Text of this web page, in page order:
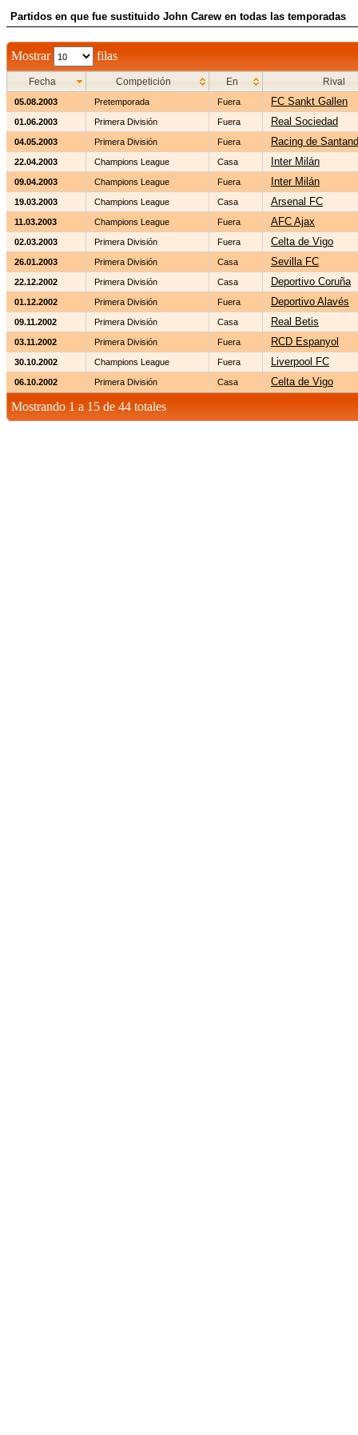
Partidos en que fue sustituido John Carew en todas las temporadas
Mostrar filas
Fecha Competición En Rival
05.08.2003 Pretemporada Fuera FC Sankt Gallen
01.06.2003 Primera División Fuera Real Sociedad
04.05.2003 Primera División Fuera Racing de
22.04.2003 Champions League Casa Inter Milán
09.04.2003 Champions League Fuera Inter Milán
19.03.2003 Champions League Casa Arsenal FC
11.03.2003 Champions League Fuera AFC Ajax
02.03.2003 Primera División Fuera Celta de Vigo
26.01.2003 Primera División Casa Sevilla FC
22.12.2002 Primera División Casa Deportivo Coruña
01.12.2002 Primera División Fuera Deportivo Alavés
09.11.2002 Primera División Casa Real Betis
03.11.2002 Primera División Fuera RCD Espanyol
30.10.2002 Champions League Fuera Liverpool FC
06.10.2002 Primera División Casa Celta de Vigo
Mostrando 1 a 15 de 44 totales